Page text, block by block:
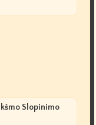
Slopinimo